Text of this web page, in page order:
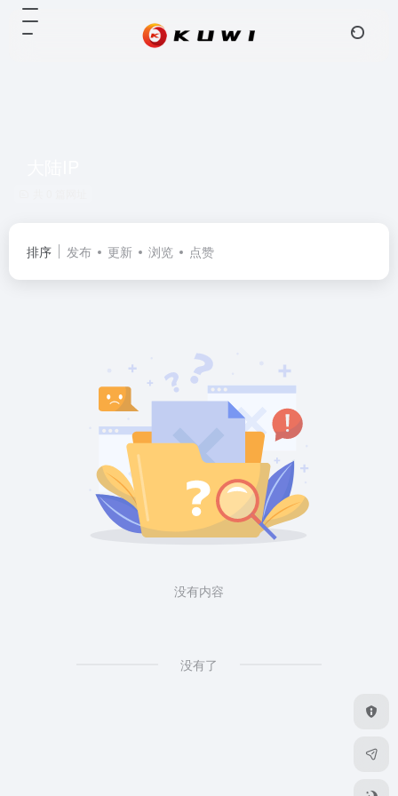
排序 发布 更新 浏览 点赞
没有内容
没有了